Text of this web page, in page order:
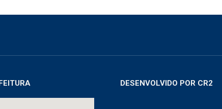
DESENVOLVIDO POR CR2